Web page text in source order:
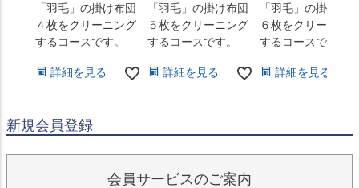
「羽毛」の掛け布団
４枚をクリーニング
するコースです。
詳細を見る
「羽毛」の掛け布団
５枚をクリーニング
するコースです。
詳細を見る
「羽毛」の掛け布
６枚をクリーニン
するコースです。
詳細を見る
新規会員登録
会員サービスのご案内